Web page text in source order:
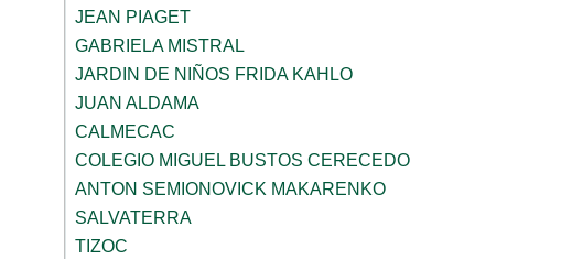
JEAN PIAGET
GABRIELA MISTRAL
JARDIN DE NIÑOS FRIDA KAHLO
JUAN ALDAMA
CALMECAC
COLEGIO MIGUEL BUSTOS CERECEDO
ANTON SEMIONOVICK MAKARENKO
SALVATERRA
TIZOC